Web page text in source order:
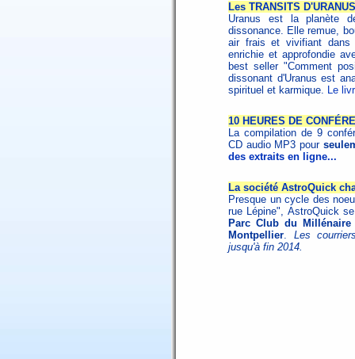
Les TRANSITS
Uranus est la planète
dissonance. Elle remue,
air frais et vivifiant dans
enrichie et approfondie
best seller "Comment
dissonant d'Uranus est
spirituel et karmique. Le
10 HEURES DE
La compilation de 9
CD audio MP3 pour
des extraits en ligne...
La société AstroQuick
Presque un cycle des
rue Lépine", AstroQuick
Parc Club du
Montpellier. Les
jusqu'à fin 2014.